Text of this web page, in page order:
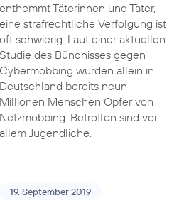
enthemmt Täterinnen und Täter,
eine strafrechtliche Verfolgung ist
oft schwierig. Laut einer aktuellen
Studie des Bündnisses gegen
Cybermobbing wurden allein in
Deutschland bereits neun
Millionen Menschen Opfer von
Netzmobbing. Betroffen sind vor
allem Jugendliche.
19. September 2019